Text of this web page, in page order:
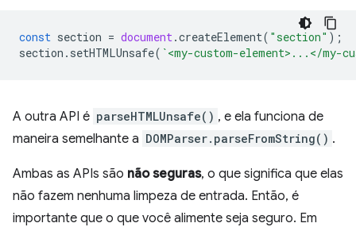
const section = document.createElement( "section" );
section . setHTMLUnsafe( `<my-custom-element>...</my-
A outra API é parseHTMLUnsafe() , e ela funciona de
maneira semelhante a DOMParser.parseFromString() .
Ambas as APIs são não seguras, o que significa que elas
não fazem nenhuma limpeza de entrada. Então, é
importante que o que você alimente seja seguro. Em